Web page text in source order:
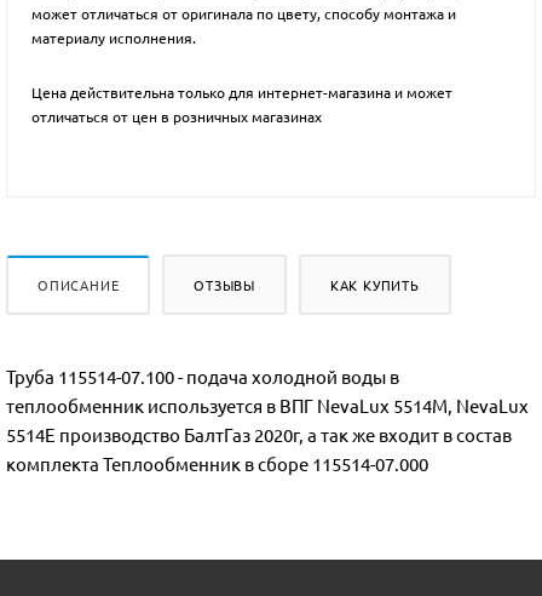
может отличаться от оригинала по цвету, способу монтажа и
материалу исполнения.
Цена действительна только для интернет-магазина и может
отличаться от цен в розничных магазинах
ОПИСАНИЕ ОТЗЫВЫ КАК КУПИТЬ
Труба 115514-07.100 - подача холодной воды в
теплообменник используется в ВПГ NevaLux 5514M, NevaLux
5514Е производство БалтГаз 2020г, а так же входит в состав
комплекта Теплообменник в сборе 115514-07.000